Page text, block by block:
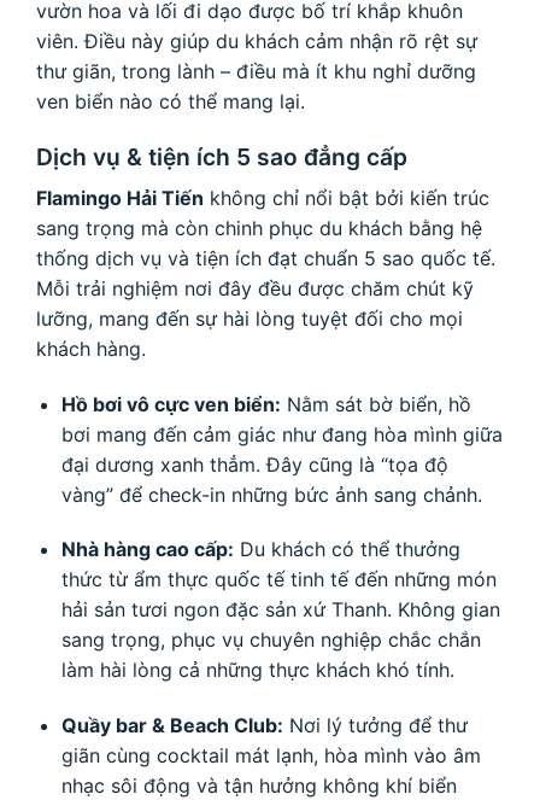
vườn hoa và lối đi dạo được bố trí khắp khuôn
viên. Điều này giúp du khách cảm nhận rõ rệt sự
thư giãn, trong lành – điều mà ít khu nghỉ dưỡng
ven biển nào có thể mang lại.
Dịch vụ & tiện ích 5 sao đẳng cấp
Flamingo Hải Tiến không chỉ nổi bật bởi kiến trúc
sang trọng mà còn chinh phục du khách bằng hệ
thống dịch vụ và tiện ích đạt chuẩn 5 sao quốc tế.
Mỗi trải nghiệm nơi đây đều được chăm chút kỹ
lưỡng, mang đến sự hài lòng tuyệt đối cho mọi
khách hàng.
Hồ bơi vô cực ven biển: Nằm sát bờ biển, hồ
bơi mang đến cảm giác như đang hòa mình giữa
đại dương xanh thẳm. Đây cũng là “tọa độ
vàng” để check-in những bức ảnh sang chảnh.
Nhà hàng cao cấp: Du khách có thể thưởng
thức từ ẩm thực quốc tế tinh tế đến những món
hải sản tươi ngon đặc sản xứ Thanh. Không gian
sang trọng, phục vụ chuyên nghiệp chắc chắn
làm hài lòng cả những thực khách khó tính.
Quầy bar & Beach Club: Nơi lý tưởng để thư
giãn cùng cocktail mát lạnh, hòa mình vào âm
nhạc sôi động và tận hưởng không khí biển